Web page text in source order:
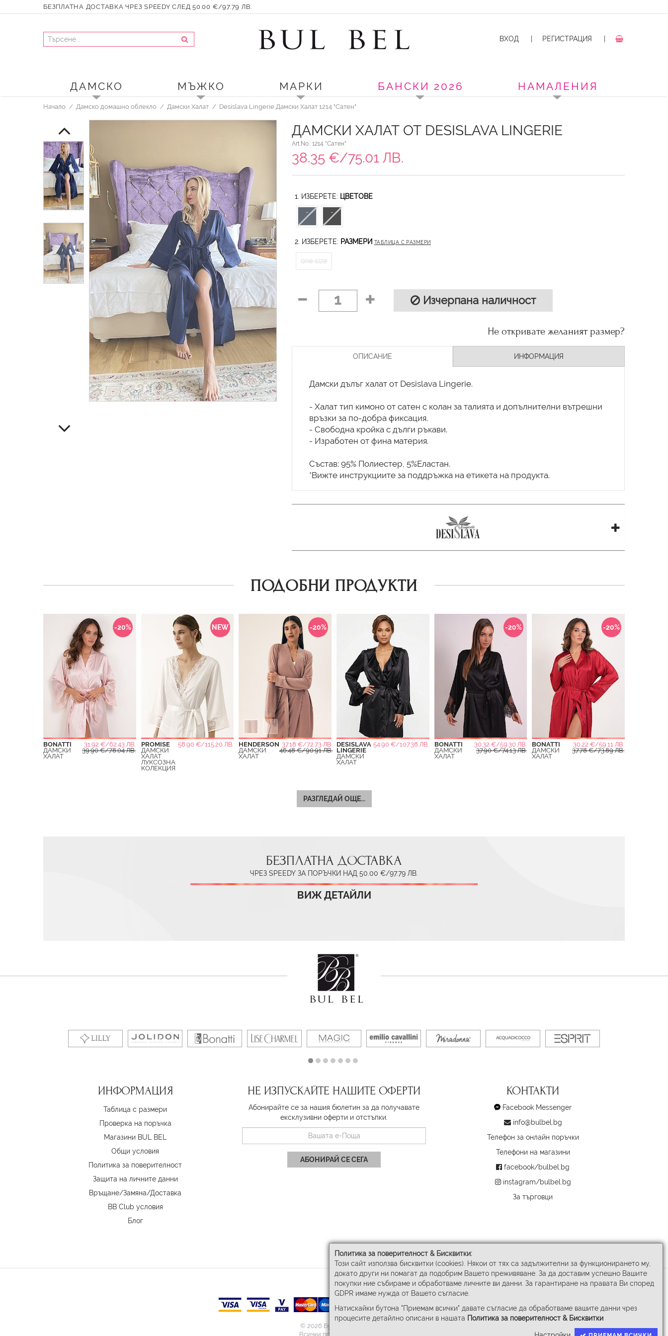
Политика за поверителност & Бисквитки:
Този сайт използва бисквитки (cookies). Някои от тях са задължителни за функционирането му,
докато други ни помагат да подобрим Вашето преживяване. За да доставим успешно Вашите
покупки ние събираме и обработваме личните ви данни. За гарантиране на правата Ви според
GDPR имаме нужда от Вашето съгласие.
Натискайки бутона "Приемам всички" давате съгласие да обработваме вашите данни чрез
процесите детайлно описани в нашата Политика за поверителност & Бисквитки
БЕЗПЛАТНА ДОСТАВКА ЧРЕЗ SPEEDY СЛЕД 50.00 €/97.79 ЛВ.
ВХОД РЕГИСТРАЦИЯ
ДАМСКО МЪЖКО МАРКИ БАНСКИ 2026 НАМАЛЕНИЯ
Начало Дамско домашно облекло Дамски Халат Desislava Lingerie Дамски Халат 1214 "Сатен"
ДАМСКИ ХАЛАТ ОТ DESISLAVA LINGERIE
Art.No.: 1214 "Сатен"
38.35 €/75.01 ЛВ.
1. ИЗБЕРЕТЕ: ЦВЕТОВЕ
2. ИЗБЕРЕТЕ: РАЗМЕРИ ТАБЛИЦА С РАЗМЕРИ
one size
1 Изчерпана наличност
Не откривате желаният размер?
ОПИСАНИЕ ИНФОРМАЦИЯ
Дамски дълъг халат от Desislava Lingerie.
- Халат тип кимоно от сатен с колан за талията и допълнителни вътрешни
връзки за по-добра фиксация.
- Свободна кройка с дълги ръкави.
- Изработен от фина материя.
Състав: 95% Полиестер, 5%Еластан.
ПОДОБНИ ПРОДУКТИ
-20%
BONATTI
31.92 €/62.43 ЛВ.
ДАМСКИ
ХАЛАТ
39.90 €/78.04 ЛВ.
NEW
PROMISE
58.90 €/115.20 ЛВ.
ДАМСКИ
ХАЛАТ
ЛУКСОЗНА
КОЛЕКЦИЯ
-20%
HENDERSON 37.18 €/72.73 ЛВ.
ДАМСКИ
ХАЛАТ
46.48 €/90.91 ЛВ.
DESISLAVA
LINGERIE
54.90 €/107.38 ЛВ.
ДАМСКИ
ХАЛАТ
-20%
BONATTI
30.32 €/59.30 ЛВ.
ДАМСКИ
ХАЛАТ
37.90 €/74.13 ЛВ.
-20%
BONATTI
30.22 €/59.11 ЛВ.
ДАМСКИ
ХАЛАТ
37.78 €/73.89 ЛВ.
РАЗГЛЕДАЙ ОЩЕ...
БЕЗПЛАТНА ДОСТАВКА
ЧРЕЗ SPEEDY ЗА ПОРЪЧКИ НАД 50.00 €/97.79 ЛВ.
ВИЖ ДЕТАЙЛИ
ИНФОРМАЦИЯ
Таблица с размери
Проверка на поръчка
Магазини BUL BEL
Oбщи условия
Политика за поверителност
Защита на личните данни
Връщане/Замяна/Доставка
BB Club условия
Блог
НЕ ИЗПУСКАЙТЕ НАШИТЕ ОФЕРТИ
Абонирайте се за нашия бюлетин за да получавате
ексклузивни оферти и отстъпки.
АБОНИРАЙ СЕ СЕГА
КОНТАКТИ
Facebook Messenger
info@bulbel.bg
Телефон за онлайн поръчки
Телефони на магазини
facebook/bulbel.bg
instagram/bulbel.bg
За търговци
© 2026 Бул-Бел ЕООД
Всички права запазени